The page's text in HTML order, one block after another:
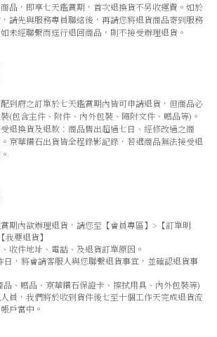
品，即享七天鑑賞期，首次退換貨不另收運費。如於
請先與服務專員聯絡後，再請您將退貨商品寄到服務
未經聯繫而逕行退回商品，則不接受辦理退貨。
到府之訂單於七天鑑賞期內皆可申請退貨，但商品必
(包含主件、附件、內外包裝、隨附文件、贈品等)。
退換貨及退款：商品售出超過七日、經修改過之商
京華鑽石出貨皆全程錄影記錄，若遇商品無法接受退
期內欲辦理退貨，請您至【會員專區】>【訂單明
要退貨】
收件地址、電話、及退貨訂單原因。
日，將會請客服人與您聯繫退貨事宜，並確認退貨事
、贈品、京華鑽石保證卡、擦拭用具、內外包裝等)
員，我們將於收到貨件後七至十個工作天完成退貨流
戶當中。